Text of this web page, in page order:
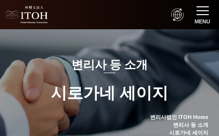
MENU
시로가네 세이지
변리사 등 소개
변리사법인 ITOH Home
변리사 등 소개
시로가네 세이지